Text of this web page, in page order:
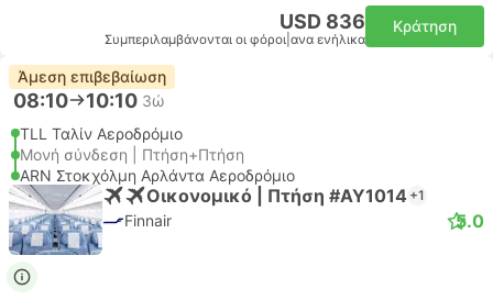
USD 836
Συμπεριλαμβάνονται οι φόροι ανα ενήλικα
Κράτηση
Άμεση επιβεβαίωση
08:10 10:10 3ώ
TLL Ταλίν Αεροδρόμιο
Μονή σύνδεση | Πτήση+Πτήση
ARN Στοκχόλμη Αρλάντα Αεροδρόμιο
Οικονομικό | Πτήση #AY1014 +1
Finnair 5.0